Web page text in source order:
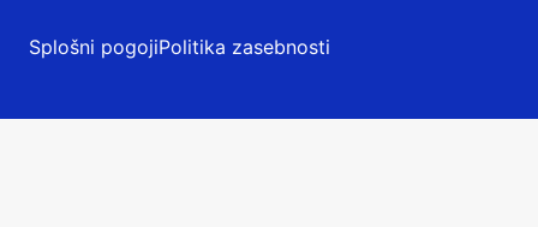
Splošni pogojiPolitika zasebnosti